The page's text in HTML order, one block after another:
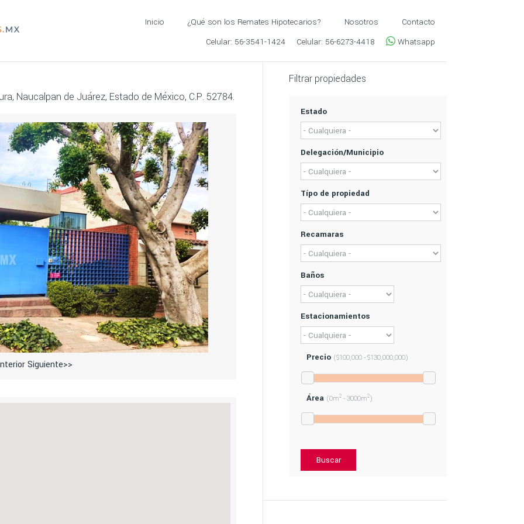
Inicio ¿Qué son los Remates Hipotecarios? Nosotros
Contacto
Celular: 56-3541-1424 Celular: 56-6273-4418 Whatsapp
Filtrar propiedades
Estado
Delegación/Municipio
Típo de propiedad
Recamaras
Baños
Estacionamientos
Precio ($100,000 - $130,000,000)
Área (0m2 - 3000m2)
Buscar
Naucalpan de Juárez, Estado de México, C.P. 52784.
Siguiente>>